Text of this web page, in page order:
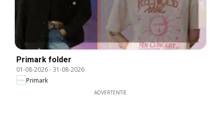
Primark folder
01-08-2026-31-08-2026
Primark
ADVERTENTIE